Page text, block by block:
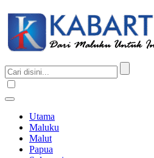
Utama
Maluku
Malut
Papua